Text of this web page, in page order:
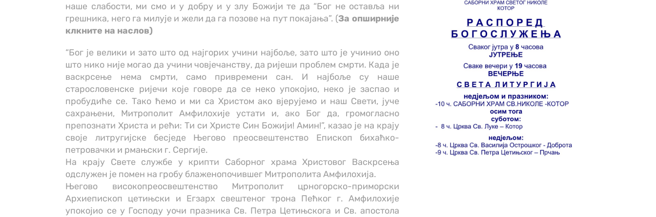
наше слабости, ми смо и у добру и у злу Божији те да “Бог не оставља ни
грешника, него га милује и жели да га позове на пут покајања”. (За опширније
клкните на наслов)
“Бог је велики и зато што од најгорих учини најбоље, зато што је учинио оно
што нико није могао да учини човјечанству, да ријеши проблем смрти. Када је
васкрсење нема смрти, само привремени сан. И најбоље су наше
старословенске ријечи које говоре да се неко упокојио, неко је заспао и
пробудиће се. Тако ћемо и ми са Христом ако вјерујемо и наш Свети, јуче
сахрањени, Митрополит Амфилохије устати и, ако Бог да, громогласно
препознати Христа и рећи: Ти си Христе Син Божији! Амин!”, казао је на крају
своје литругијске бесједе Његово преосвештенство Епископ бихаћко-
петровачки и рмањски г. Сергије.
На крају Свете службе у крипти Саборног храма Христовог Васкрсења
одслужен је помен на гробу блаженопочившег Митрополита Амфилохија.
Његово високопреосвештенство Митрополит црногорско-приморски
Архиепископ цетињски и Егзарх свештеног трона Пећког г. Амфилохије
упокојио се у Господу уочи празника Св. Петра Цетињскога и Св. апостола